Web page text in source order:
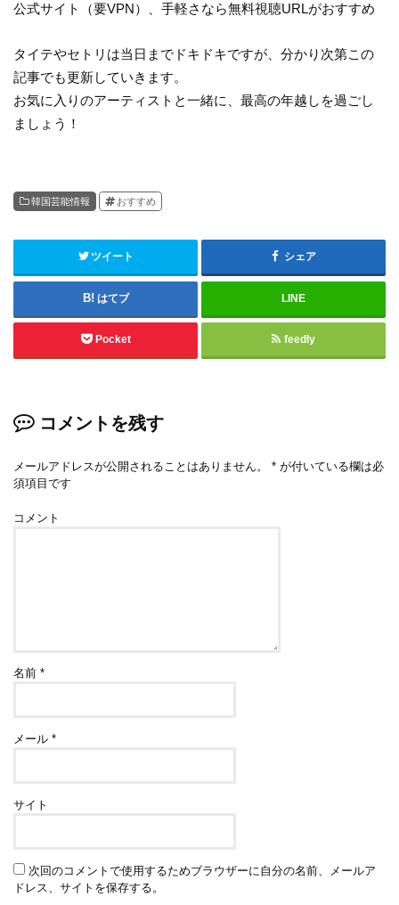
公式サイト（要VPN）、手軽さなら無料視聴URLがおすすめ
タイテやセトリは当日までドキドキですが、分かり次第この
記事でも更新していきます。
お気に入りのアーティストと一緒に、最高の年越しを過ごし
ましょう！
韓国芸能情報 おすすめ
ツイート シェア
はてブ LINE
Pocket feedly
コメントを残す
メールアドレスが公開されることはありません。 * が付いている欄は必
須項目です
コメント
名前*
メール*
サイト
次回のコメントで使用するためブラウザーに自分の名前、メールア
ドレス、サイトを保存する。